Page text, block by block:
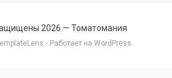
2026 — Томатомания
⋅ Работает на WordPress